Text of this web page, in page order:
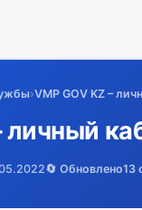
›VMP GOV KZ –
личный
🔄 Обновлено13